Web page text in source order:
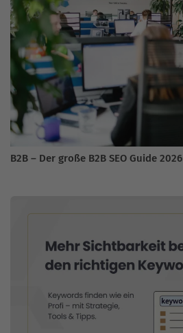
B2B – Der große B2B SEO Guide 2026